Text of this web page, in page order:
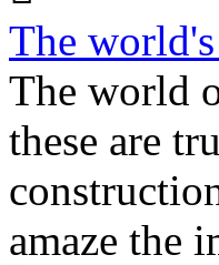
The
The world
these are
amaze the